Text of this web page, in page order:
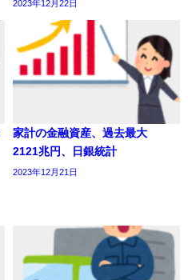
2023年12月22日
家計の金融資産、過去最大
2121兆円、日銀統計
2023年12月21日